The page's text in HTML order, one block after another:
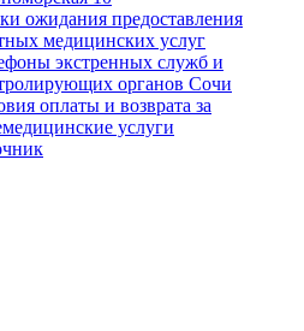
ожидания предоставления
медицинских услуг
экстренных служб и
органов Сочи
оплаты и возврата за
услуги